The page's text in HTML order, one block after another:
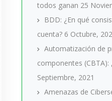
todos ganan 25
BDD: ¿En qué
cuenta? 6 Octubre,
Automatización de
componentes (CBTA):
Septiembre, 2021
Amenazas de